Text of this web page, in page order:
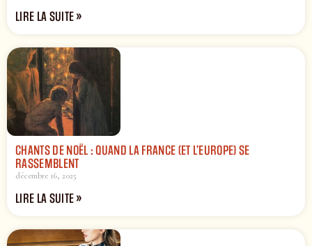
LIRE LA SUITE »
CHANTS DE NOËL : QUAND LA FRANCE (ET L’EUROPE) SE
RASSEMBLENT
décembre 16, 2025
LIRE LA SUITE »